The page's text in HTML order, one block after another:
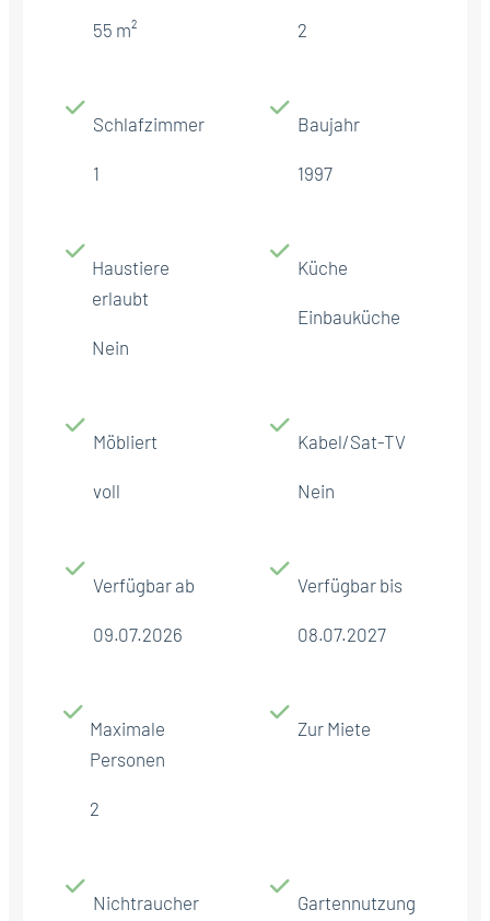
55 m² 2
Schlafzimmer
1
Baujahr
1997
Haustiere
erlaubt
Nein
Küche
Einbauküche
Möbliert
voll
Kabel/Sat-TV
Nein
Verfügbar ab
09.07.2026
Verfügbar bis
08.07.2027
Maximale
Personen
2
Zur Miete
Nichtraucher Gartennutzung